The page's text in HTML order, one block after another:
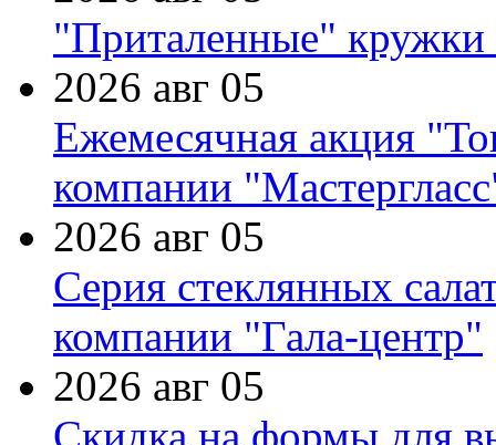
"Приталенные" кружки
2026 авг 05
Ежемесячная акция
компании
2026 авг 05
Серия стеклянных
компании "Гала-центр"
2026 авг 05
Скидка на формы для